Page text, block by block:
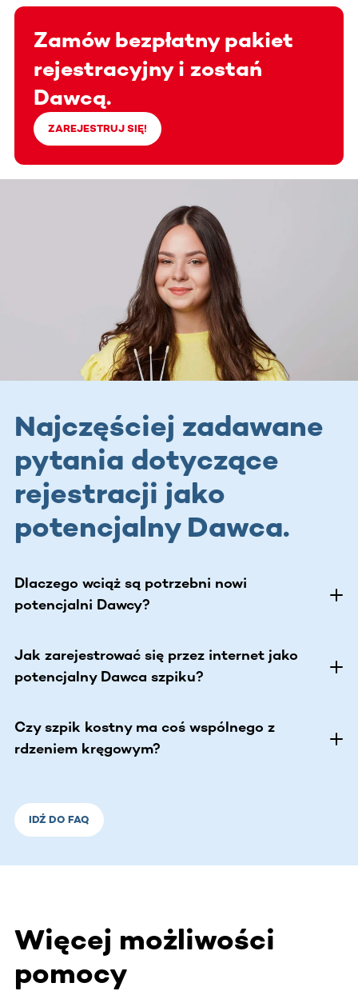
Zamów bezpłatny pakiet
rejestracyjny i zostań
Dawcą.
ZAREJESTRUJ SIĘ!
Najczęściej zadawane
pytania dotyczące
rejestracji jako
potencjalny Dawca.
Dlaczego wciąż są potrzebni nowi
potencjalni Dawcy?
Jak zarejestrować się przez internet jako
potencjalny Dawca szpiku?
Czy szpik kostny ma coś wspólnego z
rdzeniem kręgowym?
IDŹ DO FAQ
Więcej możliwości
pomocy